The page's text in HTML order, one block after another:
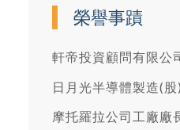
榮譽事蹟
軒帝投資顧問有限公
日月光半導體製造(
摩托羅拉公司工廠廠